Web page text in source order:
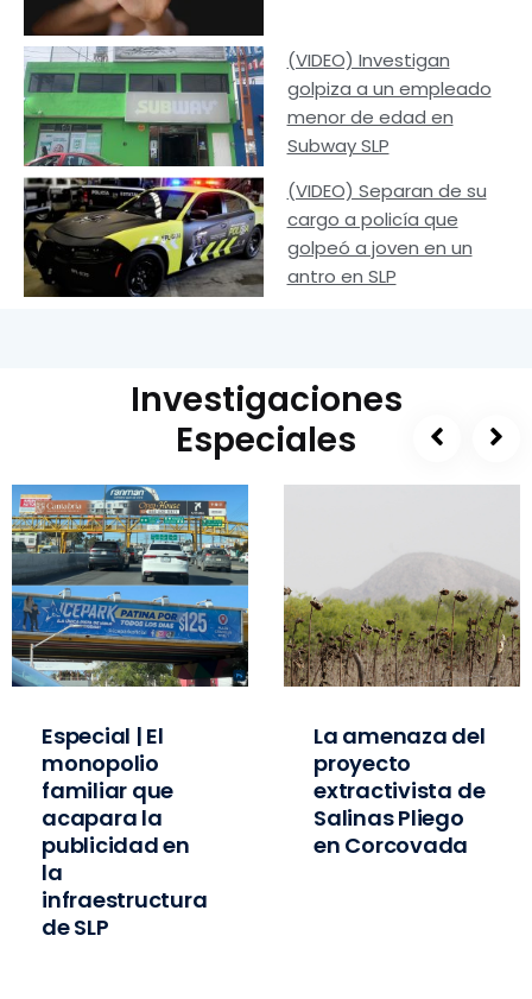
(VIDEO) Investigan
golpiza a un empleado
menor de edad en
Subway SLP
(VIDEO) Separan de su
cargo a policía que
golpeó a joven en un
antro en SLP
Investigaciones
Especiales
Especial | El
monopolio
familiar que
acapara la
publicidad en
la
infraestructura
de SLP
La amenaza del
proyecto
extractivista de
Salinas Pliego
en Corcovada